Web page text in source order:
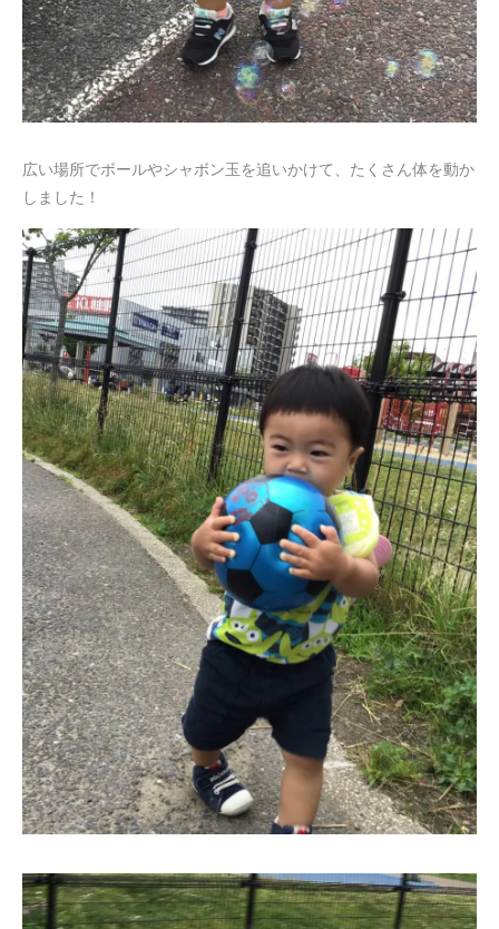
広い場所でボールやシャボン玉を追いかけて、たくさん体を動か
しました！